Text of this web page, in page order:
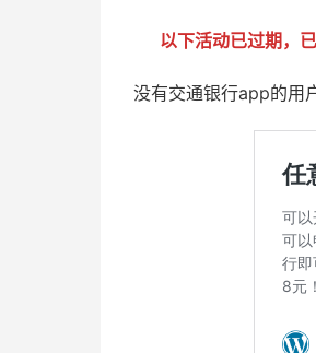
以下活动已过期，
没有交通银行app的用